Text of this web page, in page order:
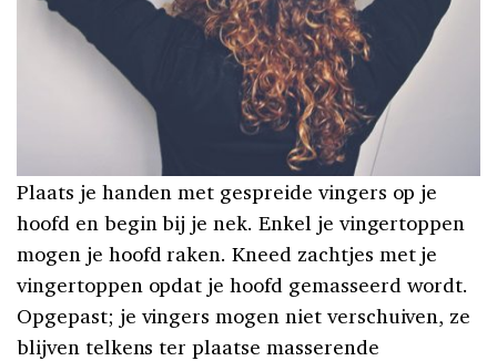
Plaats je handen met gespreide vingers op je
hoofd en begin bij je nek. Enkel je vingertoppen
mogen je hoofd raken. Kneed zachtjes met je
vingertoppen opdat je hoofd gemasseerd wordt.
Opgepast; je vingers mogen niet verschuiven, ze
blijven telkens ter plaatse masserende